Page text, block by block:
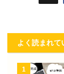
よく読まれて
1